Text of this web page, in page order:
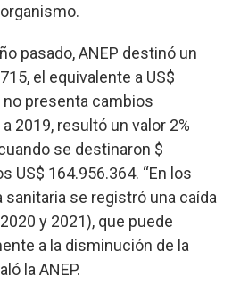
pasado, ANEP destinó un
el equivalente a US$
no presenta cambios
2019, resultó un valor 2%
se destinaron $
US$ 164.956.364. “En los
se registró una caída
y 2021), que puede
a la disminución de la
la ANEP.